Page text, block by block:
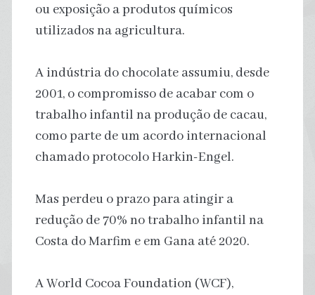
ou exposição a produtos químicos
utilizados na agricultura.
A indústria do chocolate assumiu, desde
2001, o compromisso de acabar com o
trabalho infantil na produção de cacau,
como parte de um acordo internacional
chamado protocolo Harkin-Engel.
Mas perdeu o prazo para atingir a
redução de 70% no trabalho infantil na
Costa do Marfim e em Gana até 2020.
A World Cocoa Foundation (WCF),